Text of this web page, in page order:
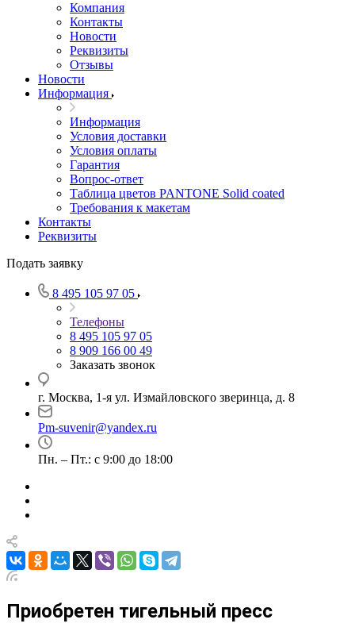
Компания
Контакты
Новости
Реквизиты
Отзывы
Новости
Информация
Информация
Условия доставки
Условия оплаты
Гарантия
Вопрос-ответ
Таблица цветов PANTONE Solid coated
Требования к макетам
Контакты
Реквизиты
Подать заявку
8 495 105 97 05
Телефоны
8 495 105 97 05
8 909 166 00 49
Заказать звонок
г. Москва, 1-я ул. Измайловского зверинца, д. 8
Pm-suvenir@yandex.ru
Пн. – Пт.: с 9:00 до 18:00
Приобретен тигельный пресс